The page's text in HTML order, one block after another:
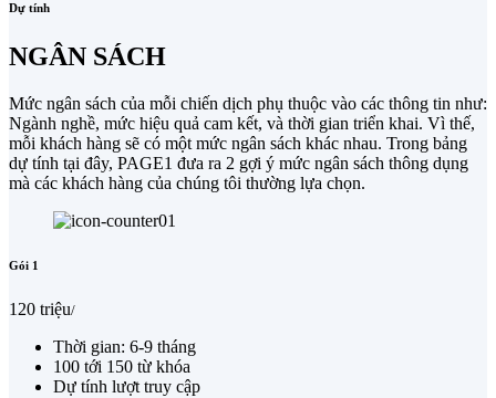
Dự tính
NGÂN SÁCH
Mức ngân sách của mỗi chiến dịch phụ thuộc vào các thông tin như:
Ngành nghề, mức hiệu quả cam kết, và thời gian triển khai. Vì thế,
mỗi khách hàng sẽ có một mức ngân sách khác nhau. Trong bảng
dự tính tại đây, PAGE1 đưa ra 2 gợi ý mức ngân sách thông dụng
mà các khách hàng của chúng tôi thường lựa chọn.
Gói 1
120 triệu/
Thời gian: 6-9 tháng
100 tới 150 từ khóa
Dự tính lượt truy cập